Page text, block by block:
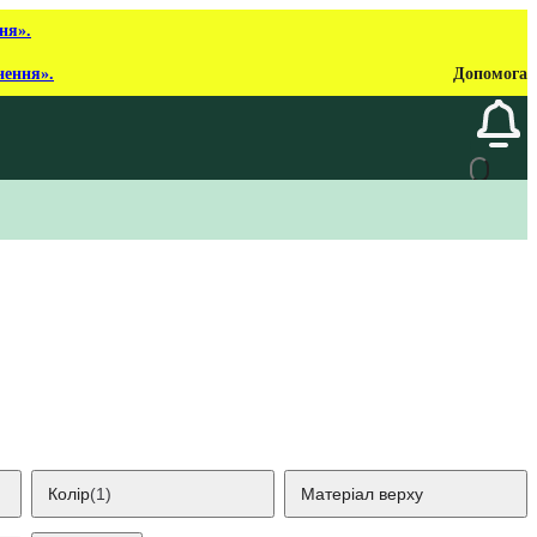
Допомога
Колір(1) Матеріал верху